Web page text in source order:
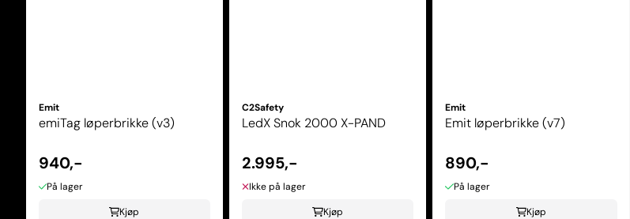
Emit
emiTag løperbrikke (v3)
940,-
På lager
Kjøp
C2Safety
LedX Snok 2000 X-PAND
2.995,-
Ikke på lager
Kjøp
Emit
Emit løperbrikke (v7)
890,-
På lager
Kjøp